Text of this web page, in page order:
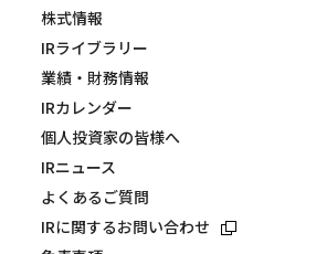
株式情報
IRライブラリー
業績・財務情報
IRカレンダー
個人投資家の皆様へ
IRニュース
よくあるご質問
IRに関するお問い合わせ